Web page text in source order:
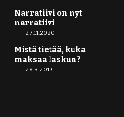
Narratiivi on nyt
narratiivi
27.11.2020
Mistä tietää, kuka
maksaa laskun?
28.3.2019